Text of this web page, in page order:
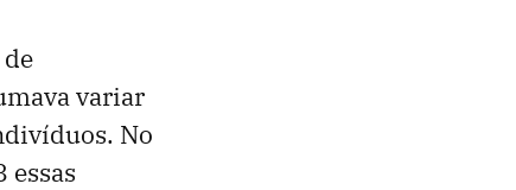
variar
No
essas